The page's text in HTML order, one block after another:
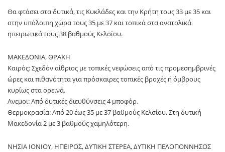
Θα φτάσει στα δυτικά, τις Κυκλάδες και την Κρήτη τους 33 με 35 και
στην υπόλοιπη χώρα τους 35 με 37 και τοπικά στα ανατολικά
ηπειρωτικά τους 38 βαθμούς Κελσίου.
ΜΑΚΕΔΟΝΙΑ, ΘΡΑΚΗ
Καιρός: Σχεδόν αίθριος με τοπικές νεφώσεις από τις προμεσημβρινές
ώρες και πιθανότητα για πρόσκαιρες τοπικές βροχές ή όμβρους
κυρίως στα ορεινά.
Ανεμοι: Από δυτικές διευθύνσεις 4 μποφόρ.
Θερμοκρασία: Από 20 έως 35 με 37 βαθμούς Κελσίου. Στη δυτική
Μακεδονία 2 με 3 βαθμούς χαμηλότερη.
ΝΗΣΙΑ ΙΟΝΙΟΥ, ΗΠΕΙΡΟΣ, ΔΥΤΙΚΗ ΣΤΕΡΕΑ, ΔΥΤΙΚΗ ΠΕΛΟΠΟΝΝΗΣΟΣ